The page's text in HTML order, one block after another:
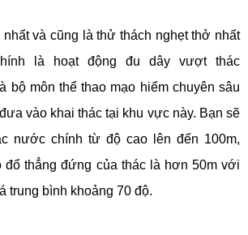
và cũng là thử thách nghẹt thở nhất
là hoạt động đu dây vượt thác
bộ môn thể thao mạo hiểm chuyên sâu
vào khai thác tại khu vực này. Bạn sẽ
nước chính từ độ cao lên đến 100m,
đổ thẳng đứng của thác là hơn 50m với
trung bình khoảng 70 độ.